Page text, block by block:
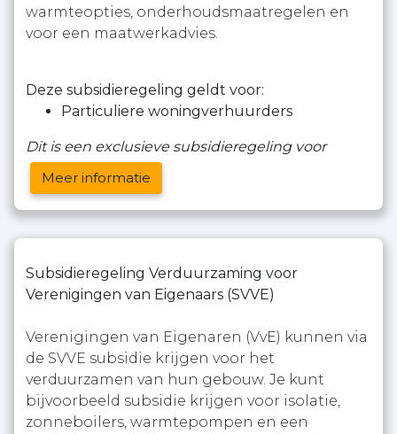
warmteopties, onderhoudsmaatregelen en
voor een maatwerkadvies.
Deze subsidieregeling geldt voor:
Particuliere woningverhuurders
Dit is een exclusieve subsidieregeling voor
Meer informatie
Subsidieregeling Verduurzaming voor
Verenigingen van Eigenaars (SVVE)
Verenigingen van Eigenaren (VvE) kunnen via
de SVVE subsidie krijgen voor het
verduurzamen van hun gebouw. Je kunt
bijvoorbeeld subsidie krijgen voor isolatie,
zonneboilers, warmtepompen en een